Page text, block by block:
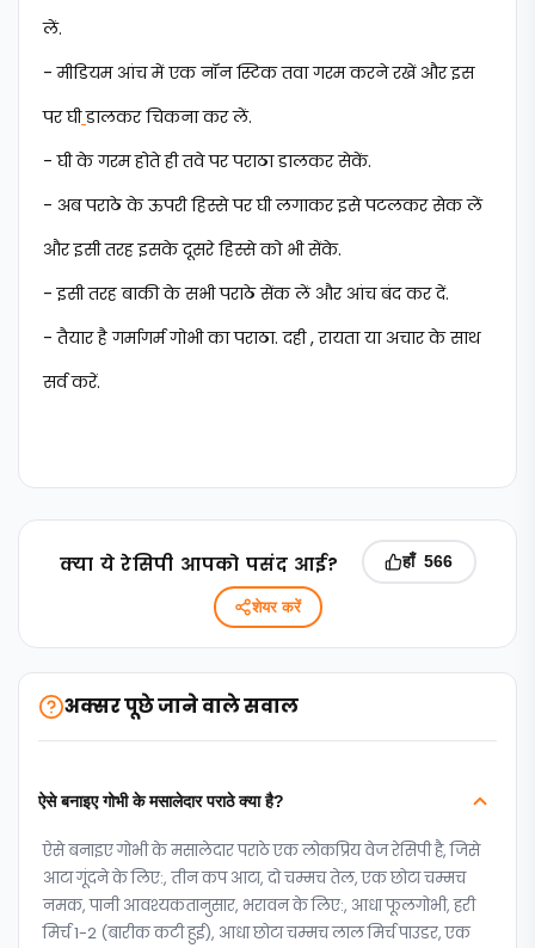
लें.
- मीडियम आंच में एक नॉन स्टिक तवा गरम करने रखें और इस
पर घी डालकर चिकना कर लें.
- घी के गरम होते ही तवे पर पराठा डालकर सेकें.
- अब पराठे के ऊपरी हिस्से पर घी लगाकर इसे पटलकर सेक लें
और इसी तरह इसके दूसरे हिस्से को भी सेंके.
- इसी तरह बाकी के सभी पराठे सेंक लें और आंच बंद कर दें.
- तैयार है गर्मागर्म गोभी का पराठा. दही , रायता या अचार के साथ
सर्व करें.
क्‍या ये रेसिपी आपको पसंद आई? हाँ 566
शेयर करें
अक्सर पूछे जाने वाले सवाल
ऐसे बनाइए गोभी के मसालेदार पराठे क्या है?
ऐसे बनाइए गोभी के मसालेदार पराठे एक लोकप्रिय वेज रेसिपी है, जिसे
आटा गूंदने के लिए:, तीन कप आटा, दो चम्मच तेल, एक छोटा चम्मच
नमक, पानी आवश्यकतानुसार, भरावन के लिए:, आधा फूलगोभी, हरी
मिर्च 1-2 (बारीक कटी हुई), आधा छोटा चम्मच लाल मिर्च पाउडर, एक